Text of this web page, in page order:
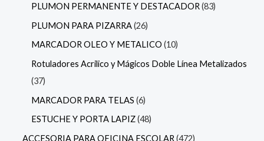
PLUMON PERMANENTE Y DESTACADOR 83
PLUMON PARA PIZARRA 26
MARCADOR OLEO Y METALICO 10
Rotuladores Acrilico y Mágicos Doble Línea Metalizados
37
MARCADOR PARA TELAS 6
ESTUCHE Y PORTA LAPIZ 48
ACCESORIA PARA OFICINA ESCOLAR 472